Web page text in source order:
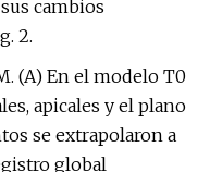
cambios
2.
(A) En el modelo T0
apicales y el plano
se extrapolaron a
global